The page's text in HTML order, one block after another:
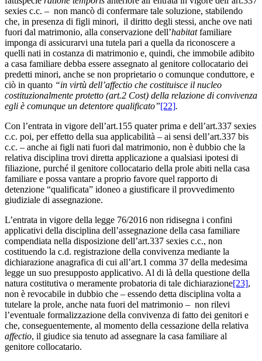
sexies c.c. – non mancò di confermare tale soluzione, stabilendo
che, in presenza di figli minori, il diritto degli stessi, anche ove nati
fuori dal matrimonio, alla conservazione dell’habitatfamiliare
imponga di assicurarvi una tutela pari a quella da riconoscere a
quelli nati in costanza di matrimonio e, quindi, che immobile adibito
a casa familiare debba essere assegnato al genitore collocatario dei
predetti minori, anche se non proprietario o comunque conduttore, e
ciò in quanto “in virtù dell’affectio che costituisce il nucleo
costituzionalmente protetto (art.2 Cost) della relazione di convivenza
egli è comunque un detentore qualificato”[22].
Con l’entrata in vigore dell’art.155 quater prima e dell’art.337 sexies
c.c. poi, per effetto della sua applicabilità – ai sensi dell’art.337 bis
c.c. – anche ai figli nati fuori dal matrimonio, non è dubbio che la
relativa disciplina trovi diretta applicazione a qualsiasi ipotesi di
filiazione, purché il genitore collocatario della prole abiti nella casa
familiare e possa vantare a proprio favore quel rapporto di
detenzione “qualificata” idoneo a giustificare il provvedimento
giudiziale di assegnazione.
L’entrata in vigore della legge 76/2016 non ridisegna i confini
applicativi della disciplina dell’assegnazione della casa familiare
compendiata nella disposizione dell’art.337 sexies c.c., non
costituendo la c.d. registrazione della convivenza mediante la
dichiarazione anagrafica di cui all’art.1 comma 37 della medesima
legge un suo presupposto applicativo. Al di là della questione della
natura costitutiva o meramente probatoria di tale dichiarazione[23],
non è revocabile in dubbio che – essendo detta disciplina volta a
tutelare la prole, anche nata fuori del matrimonio – non rilevi
l’eventuale formalizzazione della convivenza di fatto dei genitori e
che, conseguentemente, al momento della cessazione della relativa
affectio, il giudice sia tenuto ad assegnare la casa familiare al
genitore collocatario.